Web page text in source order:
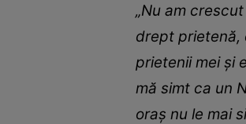
„Nu am
drept prietenă,
prietenii mei și
mă simt ca un
oraș nu le mai